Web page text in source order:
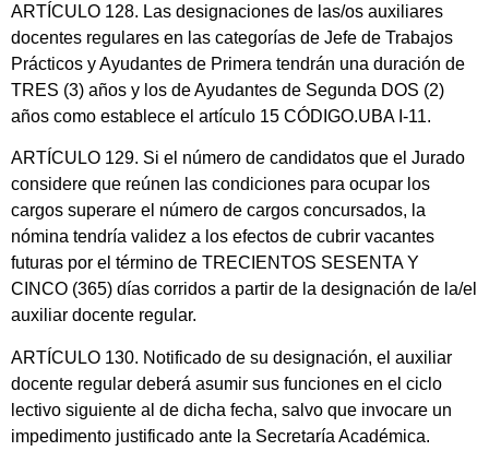
ARTÍCULO 128. Las designaciones de las/os auxiliares
docentes regulares en las categorías de Jefe de Trabajos
Prácticos y Ayudantes de Primera tendrán una duración de
TRES (3) años y los de Ayudantes de Segunda DOS (2)
años como establece el artículo 15 CÓDIGO.UBA I-11.
ARTÍCULO 129. Si el número de candidatos que el Jurado
considere que reúnen las condiciones para ocupar los
cargos superare el número de cargos concursados, la
nómina tendría validez a los efectos de cubrir vacantes
futuras por el término de TRECIENTOS SESENTA Y
CINCO (365) días corridos a partir de la designación de la/el
auxiliar docente regular.
ARTÍCULO 130. Notificado de su designación, el auxiliar
docente regular deberá asumir sus funciones en el ciclo
lectivo siguiente al de dicha fecha, salvo que invocare un
impedimento justificado ante la Secretaría Académica.